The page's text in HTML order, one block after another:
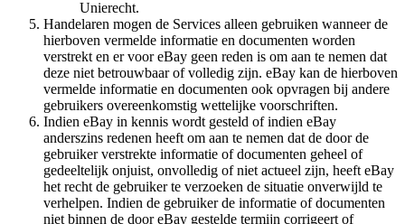
Unierecht.
Handelaren mogen de Services alleen gebruiken wanneer de
hierboven vermelde informatie en documenten worden
verstrekt en er voor eBay geen reden is om aan te nemen dat
deze niet betrouwbaar of volledig zijn. eBay kan de hierboven
vermelde informatie en documenten ook opvragen bij andere
gebruikers overeenkomstig wettelijke voorschriften.
Indien eBay in kennis wordt gesteld of indien eBay
anderszins redenen heeft om aan te nemen dat de door de
gebruiker verstrekte informatie of documenten geheel of
gedeeltelijk onjuist, onvolledig of niet actueel zijn, heeft eBay
het recht de gebruiker te verzoeken de situatie onverwijld te
verhelpen. Indien de gebruiker de informatie of documenten
niet binnen de door eBay gestelde termijn corrigeert of